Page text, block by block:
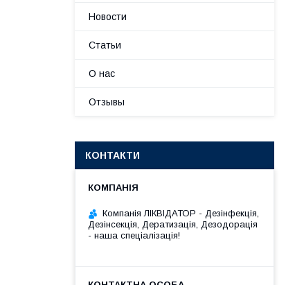
Новости
Статьи
О нас
Отзывы
КОНТАКТИ
Компанія ЛІКВІДАТОР - Дезінфекція,
Дезінсекція, Дератизація, Дезодорація
- наша спеціалізація!